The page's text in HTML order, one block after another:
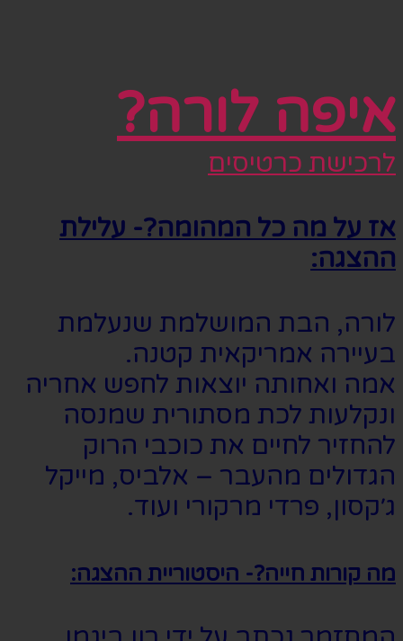
איפה לורה?
לרכישת כרטיסים
אז על מה כל המהומה?- עלילת
ההצגה:
לורה, הבת המושלמת שנעלמת
בעיירה אמריקאית קטנה.
אמה ואחותה יוצאות לחפש אחריה
ונקלעות לכת מסתורית שמנסה
להחזיר לחיים את כוכבי הרוק
הגדולים מהעבר – אלביס, מייקל
ג׳קסון, פרדי מרקורי ועוד.
מה קורות חייה?- היסטוריית ההצגה: